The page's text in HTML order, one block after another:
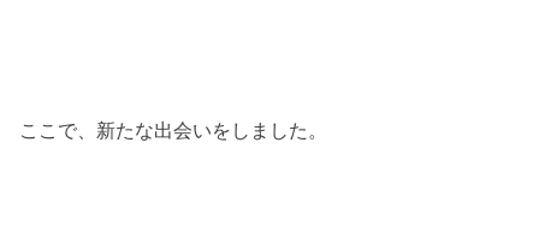
ここで、新たな出会いをしました。